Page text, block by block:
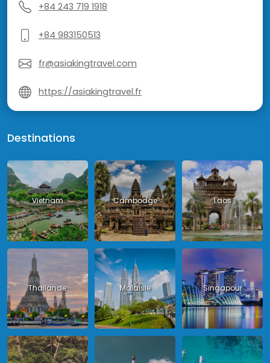
+84 243 719 1918
+84 983150513
fr@asiakingtravel.com
https://asiakingtravel.fr
Destinations
Vietnam Cambodge Laos
Thailande Malaisie Singapour